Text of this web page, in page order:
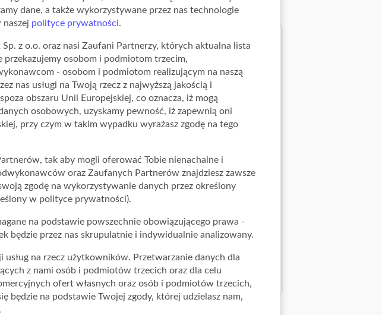
Ważna: 12.06.2026 - 31.12.2026
dane, a także wykorzystywane przez nas technologie
naszej polityce prywatności.
z o.o. oraz nasi Zaufani Partnerzy, których aktualna lista
przekazujemy osobom i podmiotom trzecim,
- osobom i podmiotom realizującym na naszą
nas usługi na Twoją rzecz z najwyższą jakością i
obszaru Unii Europejskiej, co oznacza, iż mogą
osobowych, uzyskamy pewność, iż zapewnią oni
przy czym w takim wypadku wyrażasz zgodę na tego
tak aby mogli oferować Tobie nienachalne i
oraz Zaufanych Partnerów znajdziesz zawsze
zgodę na wykorzystywanie danych przez określony
w polityce prywatności).
na podstawie powszechnie obowiązującego prawa -
będzie przez nas skrupulatnie i indywidualnie analizowany.
na rzecz użytkowników. Przetwarzanie danych dla
z nami osób i podmiotów trzecich oraz dla celu
ofert własnych oraz osób i podmiotów trzecich,
na podstawie Twojej zgody, której udzielasz nam,